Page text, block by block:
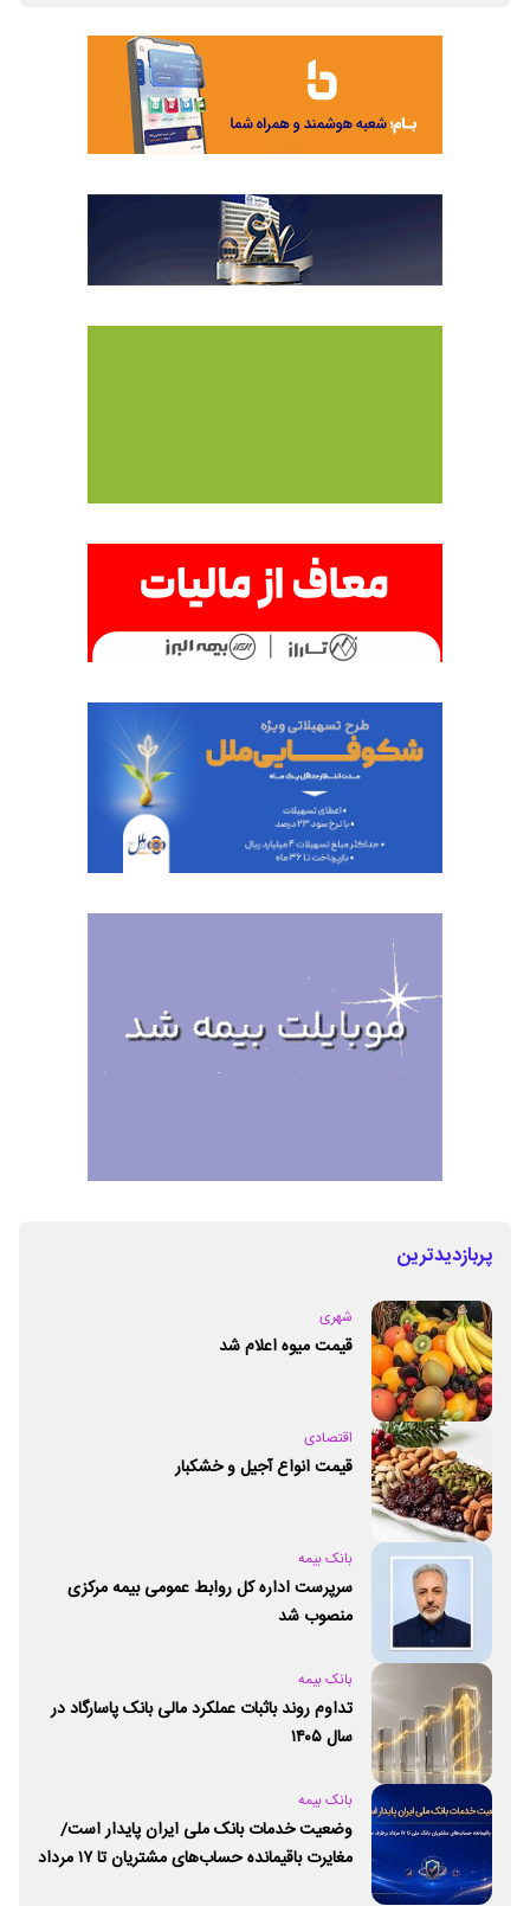
پربازدیدترین
شهری
قیمت میوه اعلام شد
اقتصادی
قیمت انواع آجیل و خشکبار
بانک بیمه
سرپرست اداره کل روابط عمومی بیمه مرکزی
منصوب شد
بانک بیمه
تداوم روند باثبات عملکرد مالی بانک پاسارگاد در
سال ۱۴۰۵
بانک بیمه
وضعیت خدمات بانک ملی ایران پایدار است/
مغایرت‌ باقیمانده حساب‌های مشتریان تا ۱۷ مرداد